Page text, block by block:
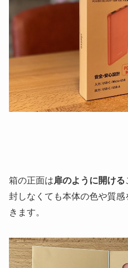
箱の正面は扉のように開ける
封しなくても本体の色や質
きます。